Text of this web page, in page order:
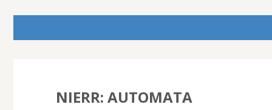
NIERR: AUTOMATA